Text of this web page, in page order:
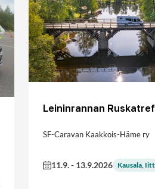
Leininrannan
SF-Caravan Kaakkois-Häme ry
11.9.- 13.9.2026 Kausala,